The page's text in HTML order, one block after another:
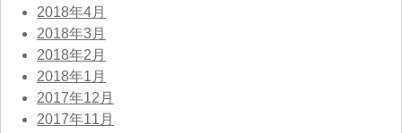
2018年4月
2018年3月
2018年2月
2018年1月
2017年12月
2017年11月